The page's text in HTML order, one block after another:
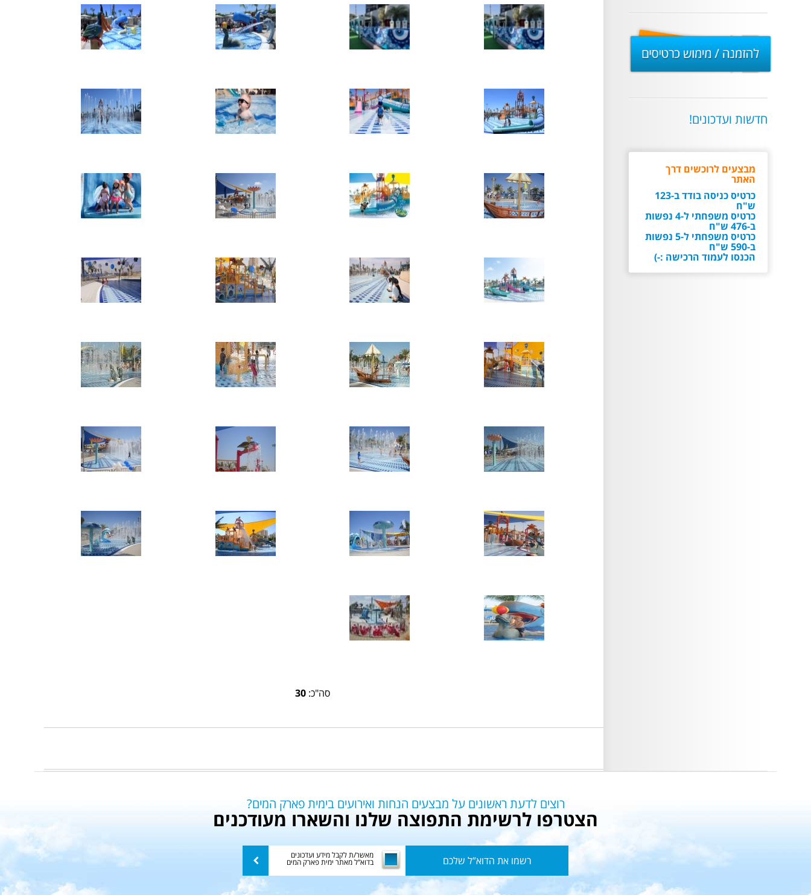
מימוש
חדשות ועדכונים!
מבצעים לרוכשים דרך
האתר
כרטיס כניסה בודד ב-123
ש"ח
כרטיס משפחתי ל-4 נפשות
ב-476 ש"ח
כרטיס משפחתי ל-5 נפשות
ב-590 ש"ח
הכנסו לעמוד הרכישה :-)
פתוח בהתאם לשעות
סה"כ: 30
רוצים לדעת ראשונים על מבצעים הנחות ואירועים בימית פארק המים?
הצטרפו לרשימת התפוצה שלנו והשארו מעודכנים
רשמו
מאשר/ת לקבל מידע ועדכונים
בדוא”ל מאתר ימית פארק המים